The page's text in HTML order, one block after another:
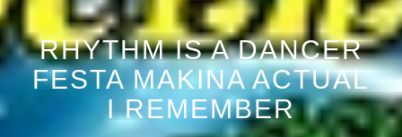
RHYTHM IS A DANCER
FESTA MAKINA ACTUAL
I REMEMBER